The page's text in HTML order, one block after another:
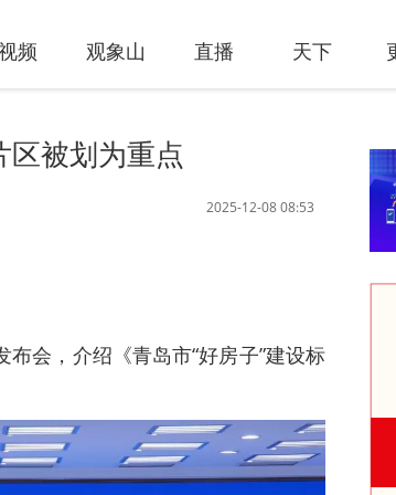
频 观象山 直播 天下
区被划为重点
2025-12-08 08:53
会，介绍《青岛市“好房子”建设标